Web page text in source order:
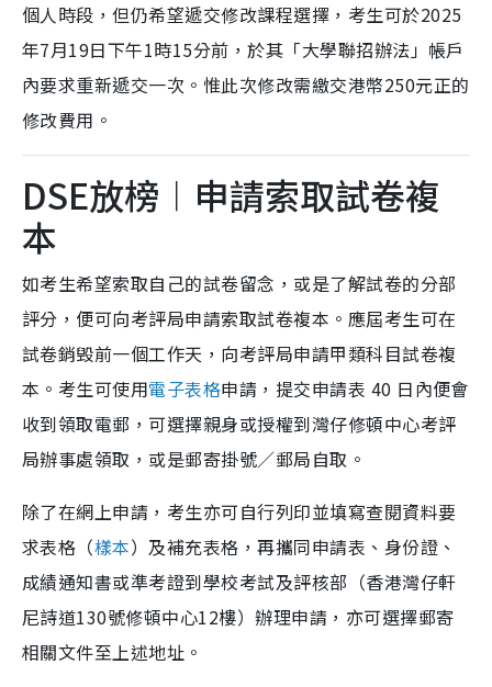
個人時段，但仍希望遞交修改課程選擇，考生可於2025
年7月19日下午1時15分前，於其「大學聯招辦法」帳戶
內要求重新遞交一次。惟此次修改需繳交港幣250元正的
修改費用。
DSE放榜︱申請索取試卷複
本
如考生希望索取自己的試卷留念，或是了解試卷的分部
評分，便可向考評局申請索取試卷複本。應屆考生可在
試卷銷毁前一個工作天，向考評局申請甲類科目試卷複
本。考生可使用電子表格申請，提交申請表 40 日內便會
收到領取電郵，可選擇親身或授權到灣仔修頓中心考評
局辦事處領取，或是郵寄掛號／郵局自取。
除了在網上申請，考生亦可自行列印並填寫查閱資料要
求表格（樣本）及補充表格，再攜同申請表、身份證、
成績通知書或準考證到學校考試及評核部（香港灣仔軒
尼詩道130號修頓中心12樓）辦理申請，亦可選擇郵寄
相關文件至上述地址。